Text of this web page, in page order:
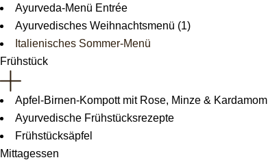
Ayurveda-Menü Entrée
Ayurvedisches Weihnachtsmenü (1)
Italienisches Sommer-Menü
Frühstück
Apfel-Birnen-Kompott mit Rose, Minze & Kardamom
Ayurvedische Frühstücksrezepte
Frühstücksäpfel
Mittagessen